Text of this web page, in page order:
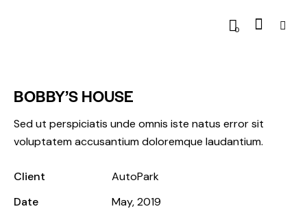
0
BOBBY’S HOUSE
Sed ut perspiciatis unde omnis iste natus error sit
voluptatem accusantium doloremque laudantium.
Client
AutoPark
Date
May, 2019